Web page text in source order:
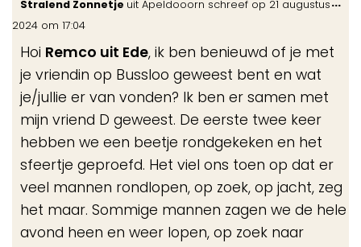
gastenboek-
lijst
Stralend Zonnetje uit Apeldooorn schreef op 21 augustus
2024 om 17:04
Hoi Remco uit Ede, ik ben benieuwd of je met
je vriendin op Bussloo geweest bent en wat
je/jullie er van vonden? Ik ben er samen met
mijn vriend D geweest. De eerste twee keer
hebben we een beetje rondgekeken en het
sfeertje geproefd. Het viel ons toen op dat er
veel mannen rondlopen, op zoek, op jacht, zeg
het maar. Sommige mannen zagen we de hele
avond heen en weer lopen, op zoek naar